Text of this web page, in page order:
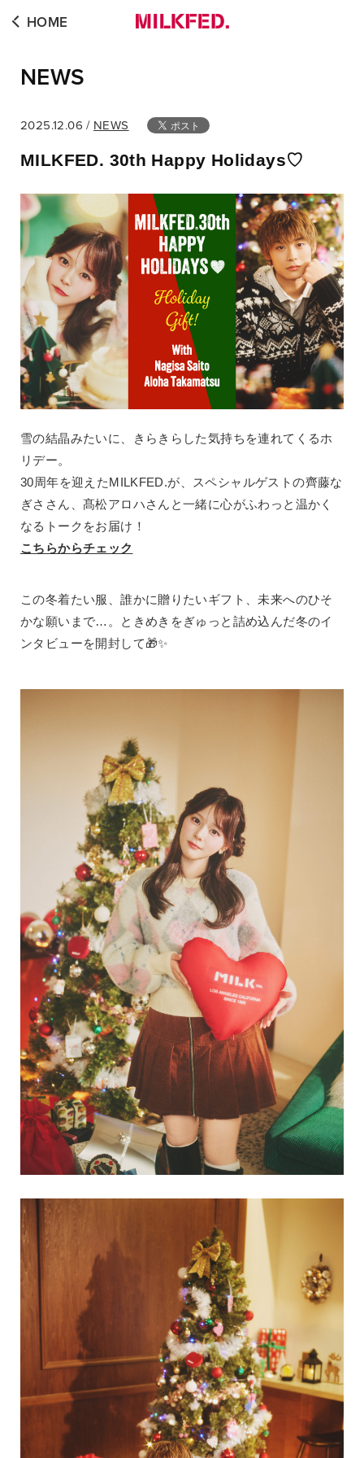
NEWS
HOME
2025.12.06 / NEWS
MILKFED. 30th Happy Holidays♡
雪の結晶みたいに、きらきらした気持ちを連れてくるホ
リデー。
30周年を迎えたMILKFED.が、スペシャルゲストの齊藤な
ぎささん、髙松アロハさんと一緒に心がふわっと温かく
なるトークをお届け！
こちらからチェック
この冬着たい服、誰かに贈りたいギフト、未来へのひそ
かな願いまで…。ときめきをぎゅっと詰め込んだ冬のイ
ンタビューを開封して🎁✨